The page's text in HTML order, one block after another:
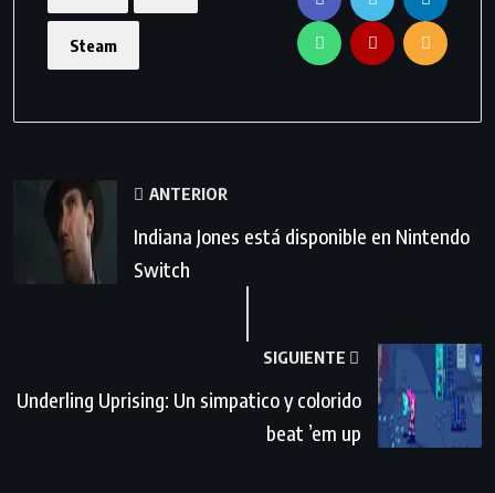
Steam
ANTERIOR
Indiana Jones está disponible en Nintendo
Switch
SIGUIENTE
Underling Uprising: Un simpatico y colorido
beat ’em up